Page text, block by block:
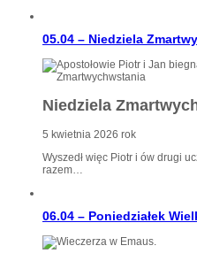
05.04 – Niedziela
Niedziela
5 kwietnia 2026 rok
Wyszedł więc Piotr i ów drugi
razem…
06.04 – Poniedziałek